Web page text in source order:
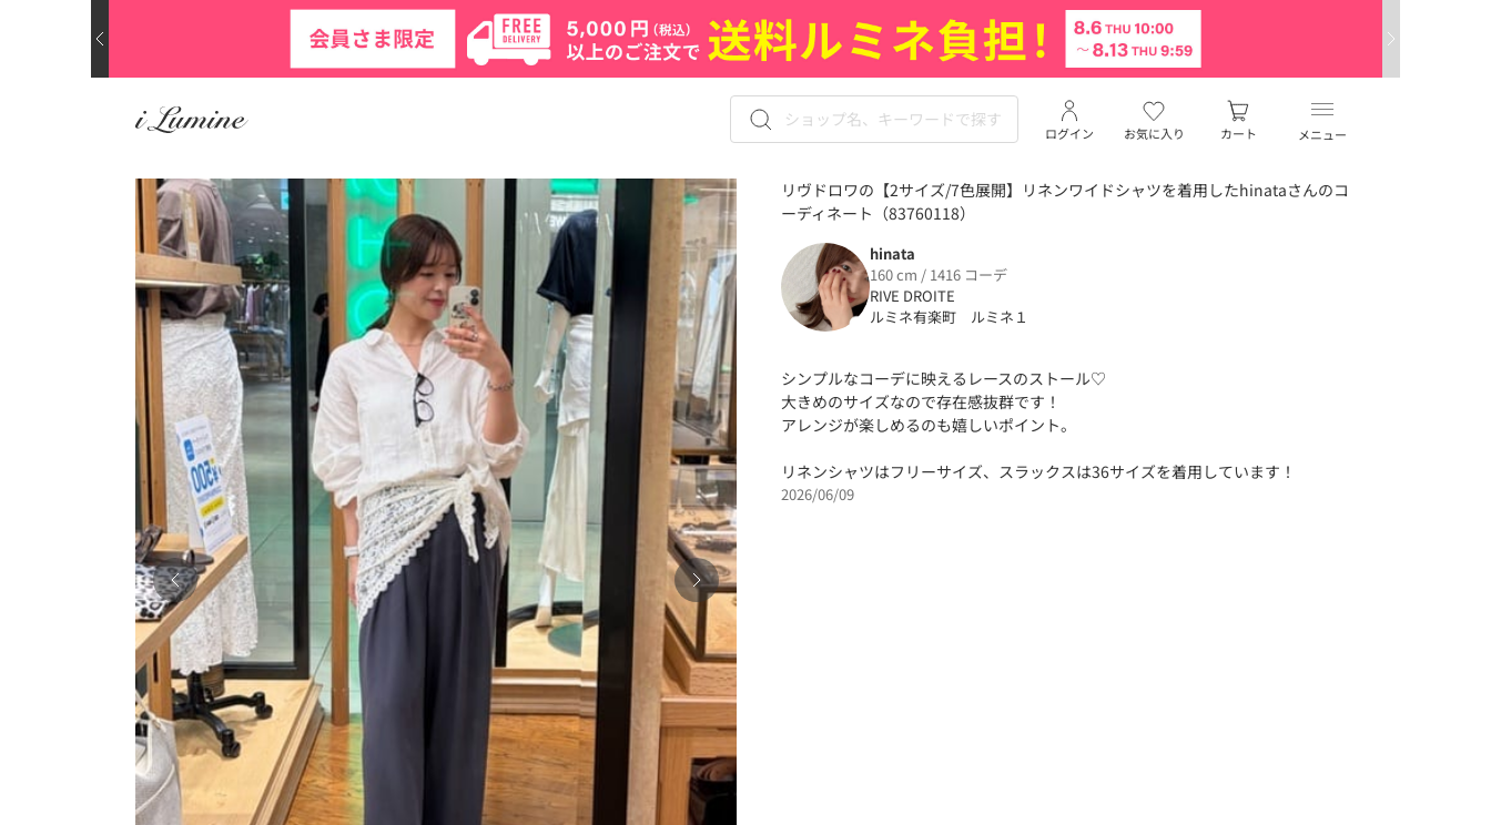
メニュー
お気に入り
ログイン カート
リヴドロワの【2サイズ/7色展開】リネンワイドシャツを着用したhinataさんのコ
ーディネート（83760118）
hinata
160 cm / 1416 コーデ
RIVE DROITE
ルミネ有楽町 ルミネ１
シンプルなコーデに映えるレースのストール♡
大きめのサイズなので存在感抜群です！
アレンジが楽しめるのも嬉しいポイント。
リネンシャツはフリーサイズ、スラックスは36サイズを着用しています！
2026/06/09